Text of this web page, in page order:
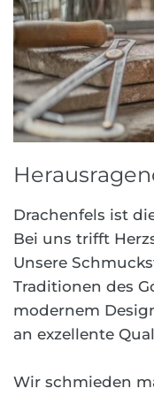
Drachenfels ist
Bei uns trifft
Unsere
Traditionen des
modernem
an exzellente
Wir schmieden